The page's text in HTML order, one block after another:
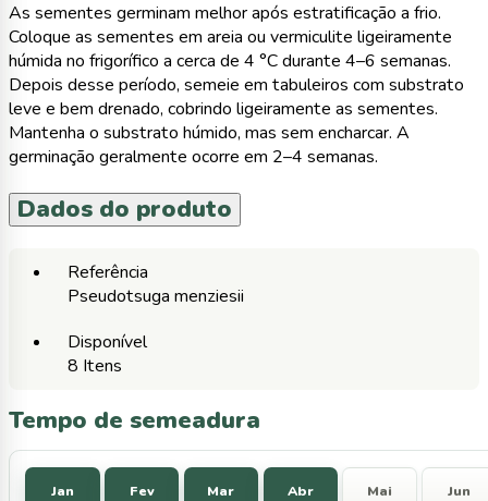
As sementes germinam melhor após estratificação a frio.
Coloque as sementes em areia ou vermiculite ligeiramente
húmida no frigorífico a cerca de 4 °C durante 4–6 semanas.
Depois desse período, semeie em tabuleiros com substrato
leve e bem drenado, cobrindo ligeiramente as sementes.
Mantenha o substrato húmido, mas sem encharcar. A
germinação geralmente ocorre em 2–4 semanas.
Dados do produto
Referência
Pseudotsuga menziesii
Disponível
8 Itens
Tempo de semeadura
Jan Fev Mar Abr Mai Jun